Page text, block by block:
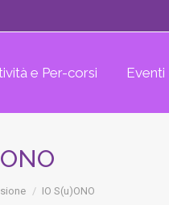
e Per-corsi Eventi
IO S(u)ONO